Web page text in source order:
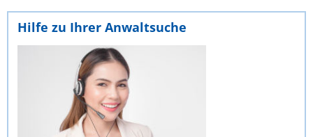
Hilfe zu Ihrer Anwaltsuche